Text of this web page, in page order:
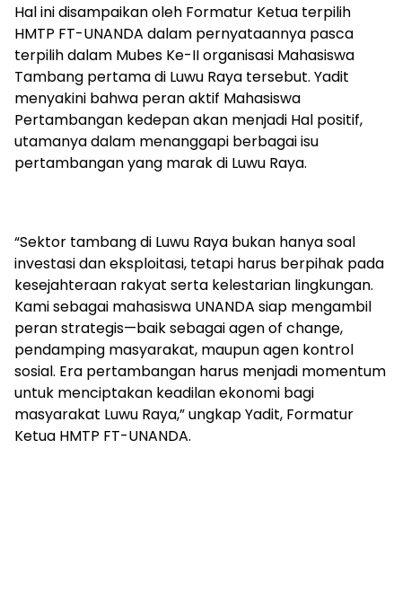
Hal ini disampaikan oleh Formatur Ketua terpilih
HMTP FT-UNANDA dalam pernyataannya pasca
terpilih dalam Mubes Ke-II organisasi Mahasiswa
Tambang pertama di Luwu Raya tersebut. Yadit
menyakini bahwa peran aktif Mahasiswa
Pertambangan kedepan akan menjadi Hal positif,
utamanya dalam menanggapi berbagai isu
pertambangan yang marak di Luwu Raya.
“Sektor tambang di Luwu Raya bukan hanya soal
investasi dan eksploitasi, tetapi harus berpihak pada
kesejahteraan rakyat serta kelestarian lingkungan.
Kami sebagai mahasiswa UNANDA siap mengambil
peran strategis—baik sebagai agen of change,
pendamping masyarakat, maupun agen kontrol
sosial. Era pertambangan harus menjadi momentum
untuk menciptakan keadilan ekonomi bagi
masyarakat Luwu Raya,” ungkap Yadit, Formatur
Ketua HMTP FT-UNANDA.